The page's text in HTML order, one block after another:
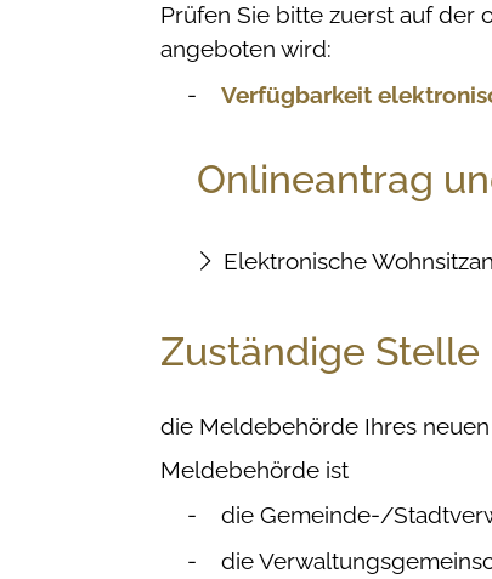
Prüfen Sie bitte zuerst auf der
angeboten wird:
Verfügbarkeit
Onlineantrag
Elektronische
Zuständige Stelle
die Meldebehörde Ihres
Meldebehörde ist
die Gemeinde-/
die